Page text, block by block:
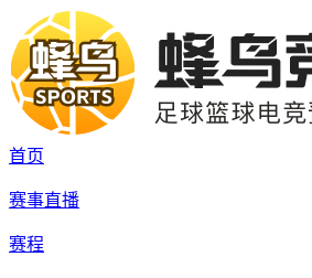
首页
赛事直播
赛程